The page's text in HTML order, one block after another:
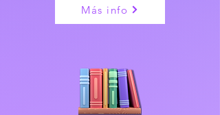
Más info